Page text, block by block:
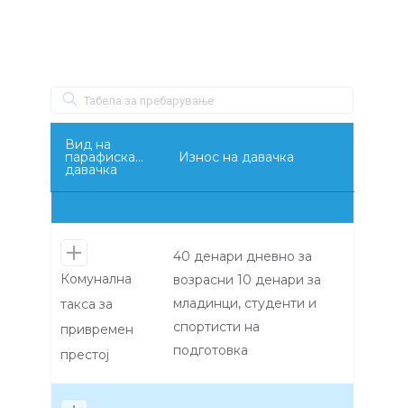
Вид на
парафискална
давачка
Износ на давачка
Комунална
такса за
привремен
престој
40 денари дневно за
возрасни 10 денари за
младинци, студенти и
спортисти на
подготовка